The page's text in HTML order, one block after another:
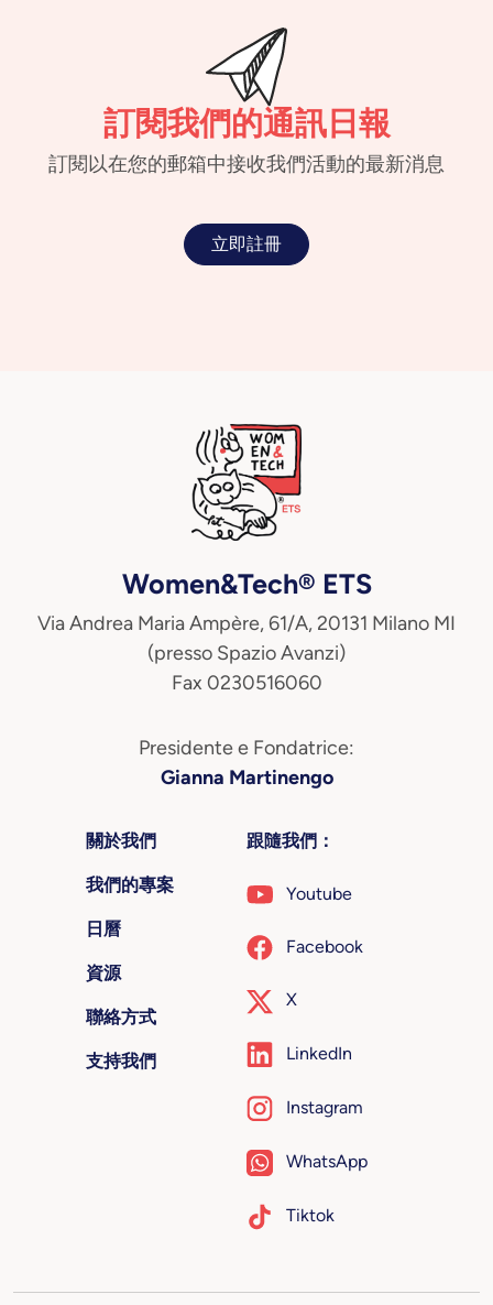
訂閱我們的通訊日報
訂閱以在您的郵箱中接收我們活動的最新消息
立即註冊
Women&Tech® ETS
Via Andrea Maria Ampère, 61/A, 20131 Milano MI
(presso Spazio Avanzi)
Fax 0230516060
Presidente e Fondatrice:
Gianna Martinengo
關於我們
我們的專案
日曆
資源
聯絡方式
支持我們
跟隨我們：
Youtube
Facebook
X
LinkedIn
Instagram
WhatsApp
Tiktok